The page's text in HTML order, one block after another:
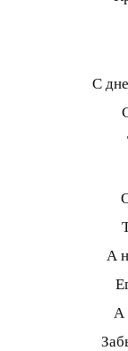
С
А
А